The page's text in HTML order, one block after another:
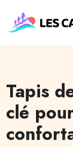
Tapis
clé